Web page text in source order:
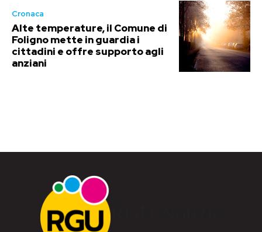
Cronaca
Alte temperature, il Comune di
Foligno mette in guardia i
cittadini e offre supporto agli
anziani
RGU Notizie